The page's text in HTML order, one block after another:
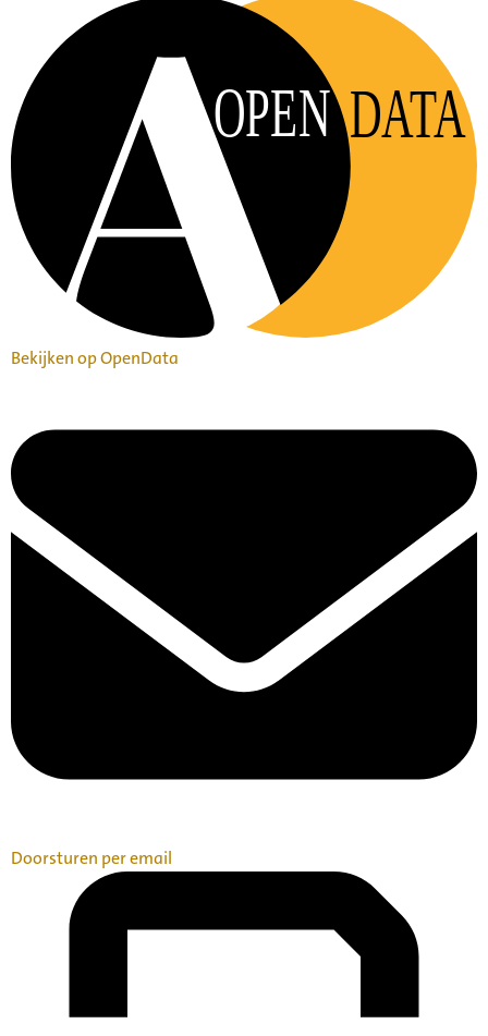
OPEN DATA
Bekijken op OpenData
Doorsturen per email